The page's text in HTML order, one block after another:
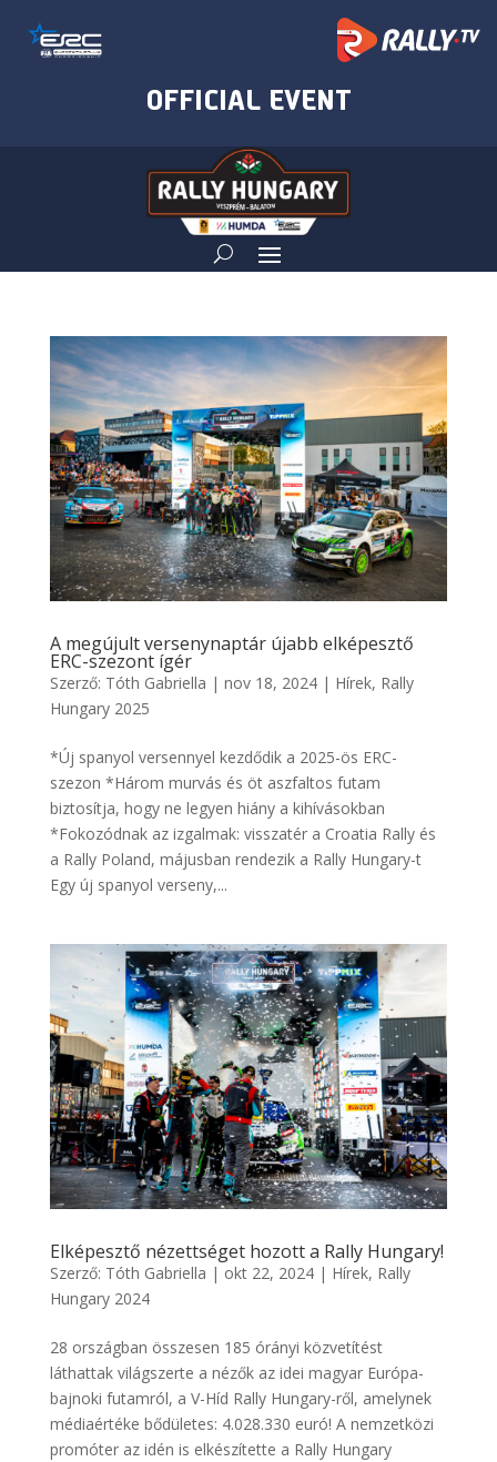
A megújult versenynaptár újabb elképesztő
ERC-szezont ígér
Szerző: Tóth Gabriella | nov 18, 2024| Hírek, Rally
Hungary 2025
*Új spanyol versennyel kezdődik a 2025-ös ERC-
szezon *Három murvás és öt aszfaltos futam
biztosítja, hogy ne legyen hiány a kihívásokban
*Fokozódnak az izgalmak: visszatér a Croatia Rally és
a Rally Poland, májusban rendezik a Rally Hungary-t
Egy új spanyol verseny,...
Elképesztő nézettséget hozott a Rally Hungary!
Szerző: Tóth Gabriella | okt 22, 2024| Hírek, Rally
Hungary 2024
28 országban összesen 185 órányi közvetítést
láthattak világszerte a nézők az idei magyar Európa-
bajnoki futamról, a V-Híd Rally Hungary-ről, amelynek
médiaértéke bődületes: 4.028.330 euró! A nemzetközi
promóter az idén is elkészítette a Rally Hungary